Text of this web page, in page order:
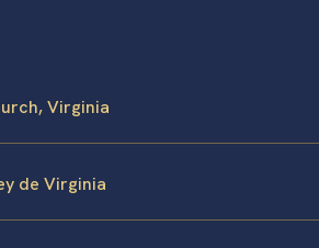
Virginia
de Virginia